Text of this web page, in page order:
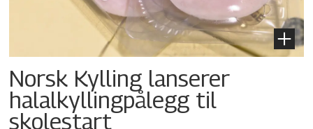
Norsk Kylling lanserer
halalkylling­pålegg til
skolestart